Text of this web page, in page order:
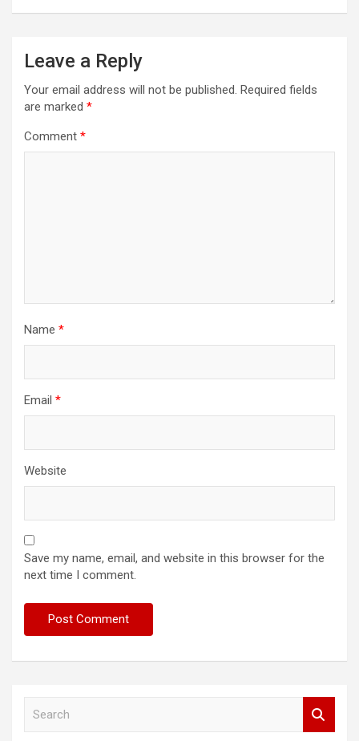
Leave a Reply
Your email address will not be published. Required fields
are marked *
Comment *
Name *
Email *
Website
Save my name, email, and website in this browser for the
next time I comment.